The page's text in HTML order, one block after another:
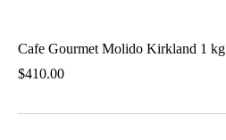
Cafe Gourmet Molido Kirkland 1 kg
$410.00